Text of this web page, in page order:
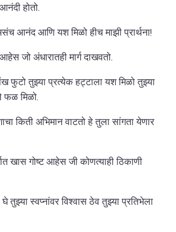
होतो.
आनंद आणि यश मिळो हीच माझी प्रार्थना!
जो अंधारातही मार्ग दाखवतो.
फुटो तुझ्या प्रत्येक हट्टाला यश मिळो तुझ्या
फळ मिळो.
किती अभिमान वाटतो हे तुला सांगता येणार
खास गोष्ट आहेस जी कोणत्याही ठिकाणी
तुझ्या स्वप्नांवर विश्वास ठेव तुझ्या प्रतिभेला